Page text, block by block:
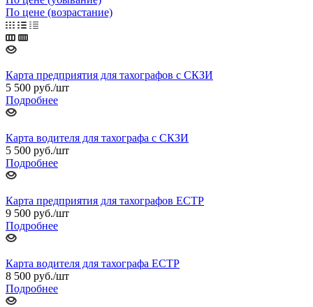
По цене (возрастание)
Карта предприятия для тахографов с СКЗИ
5 500 руб./шт
Подробнее
Карта водителя для тахографа с СКЗИ
5 500 руб./шт
Подробнее
Карта предприятия для тахографов ЕСТР
9 500 руб./шт
Подробнее
Карта водителя для тахографа ЕСТР
8 500 руб./шт
Подробнее